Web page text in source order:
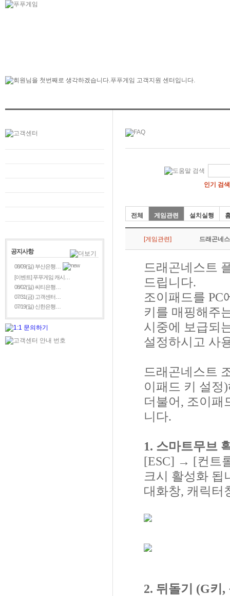
공지사항
08/09(일) 부산은행…
[이벤트] 푸푸게임 캐시…
08/02(일) 씨티은행…
07/31(금) 고객센터…
07/19(일) 신한은행…
인기 검
전체 게임관련 설치실행
[게임관련] 드래곤네
드래곤네스트
드립니다.
조이패드를 PC
키를 매핑해주
시중에 보급되
설정하시고 사
드래곤네스트
이패드 키 설정
더불어, 조이패
니다.
1. 스마트무브
[ESC] → [컨트
크시 활성화 됩
대화창, 캐릭터
2. 뒤돌기 (G키